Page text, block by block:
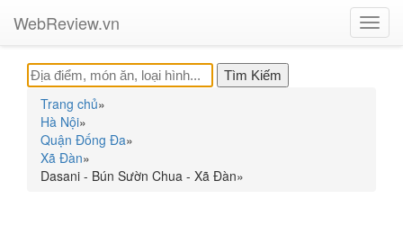
WebReview.vn
Trang chủ»
Hà Nội»
Quận Đống Đa»
Xã Đàn»
Dasani - Bún Sườn Chua - Xã Đàn»